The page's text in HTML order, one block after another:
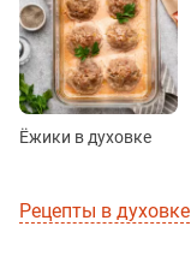
Ёжики в духовке
Рецепты в духовке